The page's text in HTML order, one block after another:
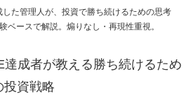
た管理人が、投資で勝ち続けるための思考
ベースで解説。煽りなし・再現性重視。
成者が教える勝ち続けるため
投資戦略